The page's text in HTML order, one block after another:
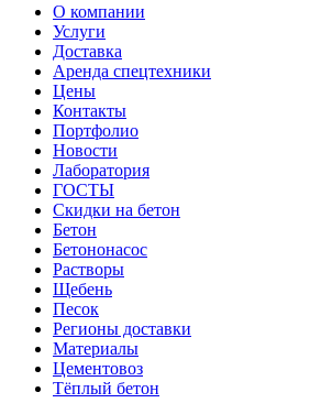
О компании
Услуги
Доставка
Аренда спецтехники
Цены
Контакты
Портфолио
Новости
Лаборатория
ГОСТЫ
Скидки на бетон
Бетон
Бетононасос
Растворы
Щебень
Песок
Регионы доставки
Материалы
Цементовоз
Тёплый бетон